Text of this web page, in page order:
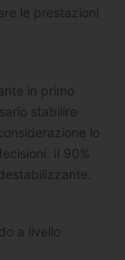
le prestazioni
in primo
stabilire
lo
Il 90%
a livello